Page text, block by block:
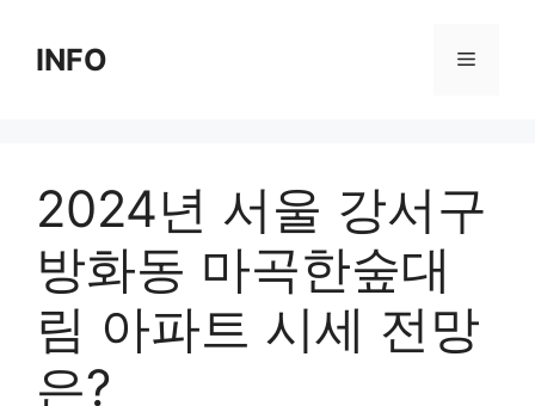
contentINFO Menu
2024년 서울 강서구
방화동 마곡한숲대
림 아파트 시세 전망
은?